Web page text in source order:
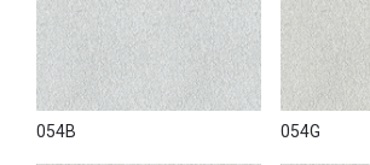
054B 054G